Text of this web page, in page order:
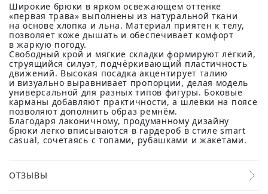
Широкие брюки в ярком освежающем оттенке
«первая трава» выполнены из натуральной ткани
на основе хлопка и льна. Материал приятен к телу,
позволяет коже дышать и обеспечивает комфорт
в жаркую погоду.
Свободный крой и мягкие складки формируют лёгкий,
струящийся силуэт, подчёркивающий пластичность
движений. Высокая посадка акцентирует талию
и визуально выравнивает пропорции, делая модель
универсальной для разных типов фигуры. Боковые
карманы добавляют практичности, а шлевки на поясе
позволяют дополнить образ ремнём.
Благодаря лаконичному, продуманному дизайну
брюки легко вписываются в гардероб в стиле smart
casual, сочетаясь с топами, рубашками и жакетами.
ОТЗЫВЫ